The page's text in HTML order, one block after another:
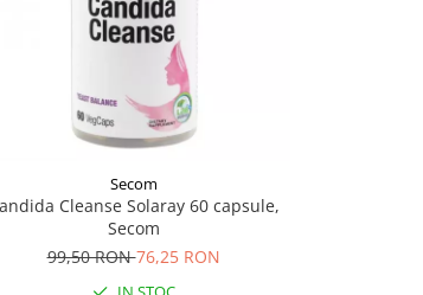
Secom
Cleanse Solaray 60 capsule,
Secom
99,50 RON76,25 RON